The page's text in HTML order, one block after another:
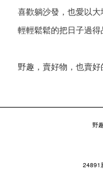
喜歡躺沙發，也愛以大
輕輕鬆鬆的把日子過得
野趣，賣好物，也賣好
野
24891